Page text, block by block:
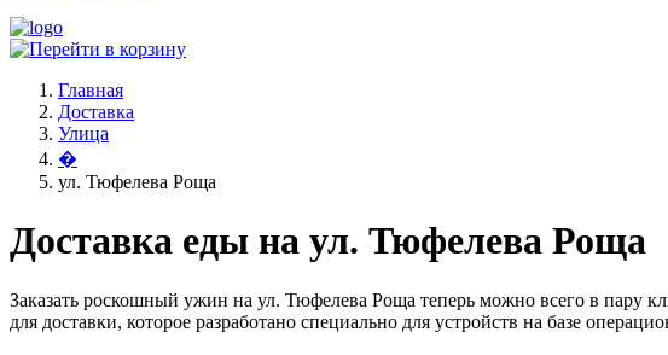
Главная
Доставка
Улица
�
ул. Тюфелева Роща
Доставка еды на ул. Тюфелева Роща
Заказать роскошный ужин на ул. Тюфелева Роща теперь можно всего в пару
для доставки, которое разработано специально для устройств на базе